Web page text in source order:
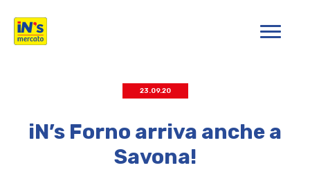
iN's Mercato
23.09.20
iN’s Forno arriva anche a
Savona!